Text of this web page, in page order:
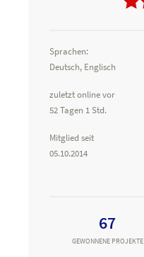
Sprachen:
Deutsch, Englisch
zuletzt online vor
52 Tagen 1 Std.
Mitglied seit
05.10.2014
67
GEWONNENE PROJEKTE